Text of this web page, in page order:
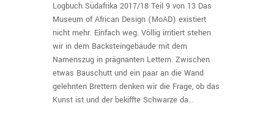
Logbuch Südafrika 2017/18 Teil 9 von 13 Das
Museum of African Design (MoAD) existiert
nicht mehr. Einfach weg. Völlig irritiert stehen
wir in dem Backsteingebäude mit dem
Namenszug in prägnanten Lettern. Zwischen
etwas Bauschutt und ein paar an die Wand
gelehnten Brettern denken wir die Frage, ob das
Kunst ist und der bekiffte Schwarze da…